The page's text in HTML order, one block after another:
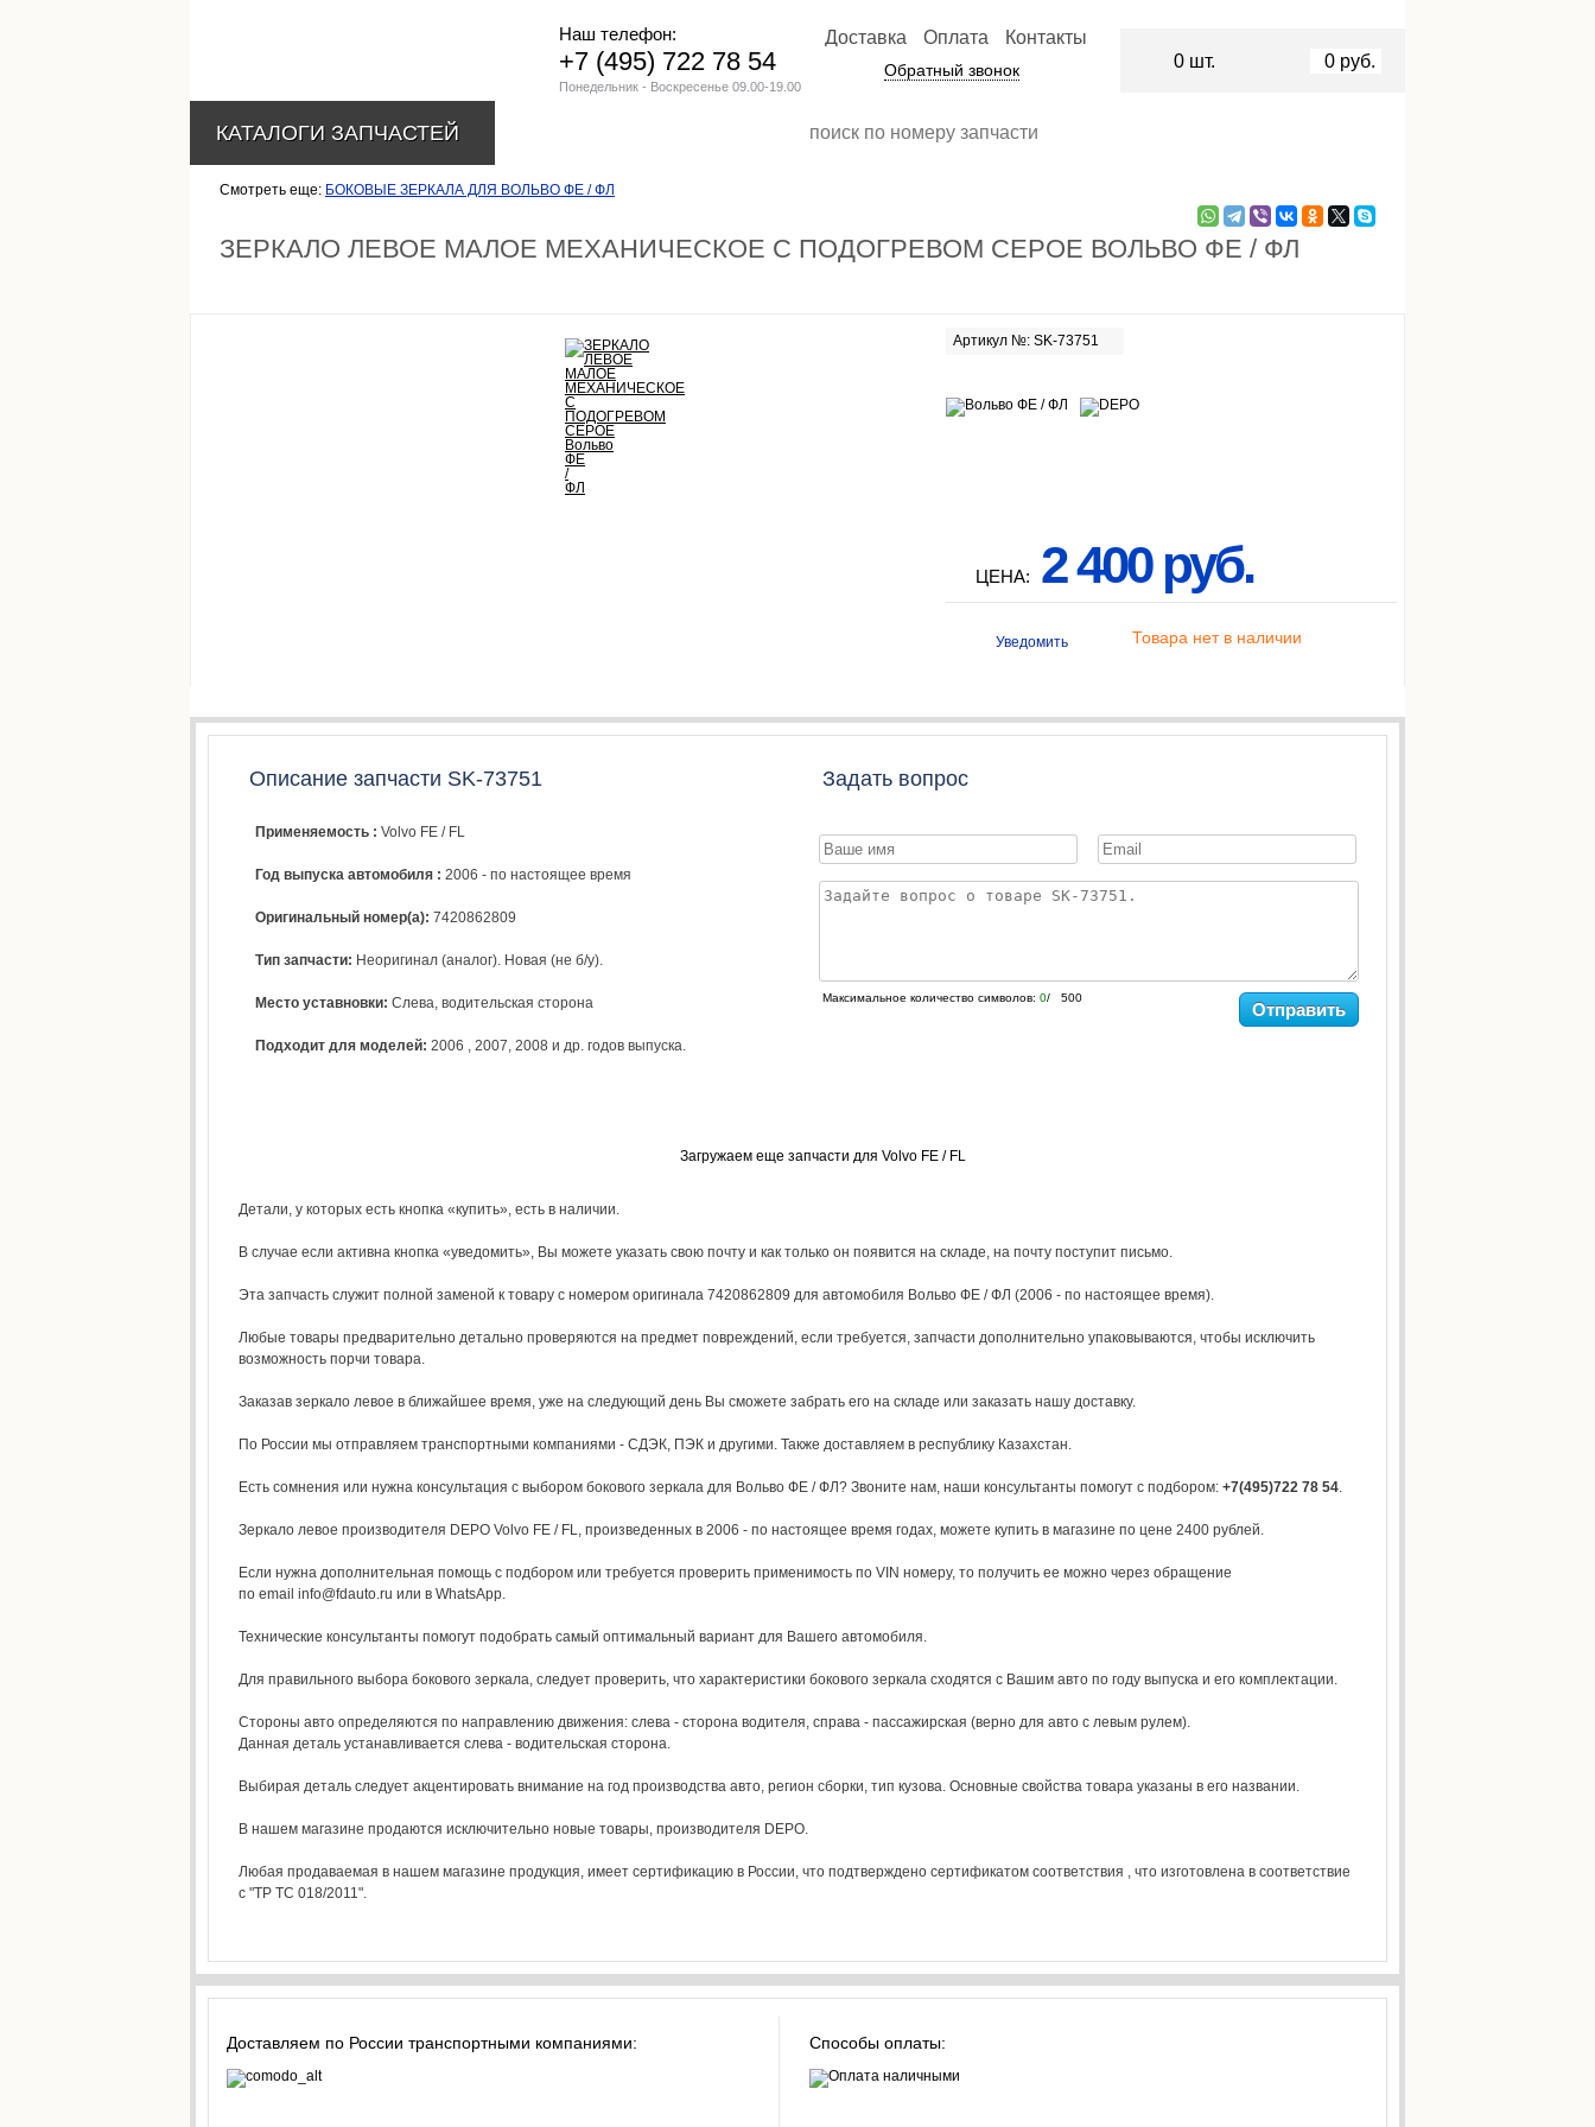
Смотреть еще: БОКОВЫЕ ЗЕРКАЛА ДЛЯ ВОЛЬВО ФЕ / ФЛ
ЗЕРКАЛО ЛЕВОЕ МАЛОЕ МЕХАНИЧЕСКОЕ С ПОДОГРЕВОМ СЕРОЕ ВОЛЬВО ФЕ / ФЛ
Артикул №: SK-73751
ЦЕНА: 2 400 руб.
Товара нет в наличии
Уведомить
Описание запчасти SK-73751
Применяемость : Volvo FE / FL
Год выпуска автомобиля : 2006 - по настоящее время
Оригинальный номер(а): 7420862809
Тип запчасти: Неоригинал (аналог). Новая (не б/у).
Место уставновки: Слева, водительская сторона
Подходит для моделей: 2006 , 2007, 2008 и др. годов выпуска.
Задать вопрос
Максимальное количество символов: 0/ 500
Отправить
Загружаем еще запчасти для Volvo FE / FL
Детали, у которых есть кнопка «купить», есть в наличии.
В случае если активна кнопка «уведомить», Вы можете указать свою почту и как только он появится на складе, на почту поступит письмо.
Эта запчасть служит полной заменой к товару с номером оригинала 7420862809 для автомобиля Вольво ФЕ / ФЛ (2006 - по настоящее время).
Любые товары предварительно детально проверяются на предмет повреждений, если требуется, запчасти дополнительно упаковываются, чтобы исключить
возможность порчи товара.
Заказав зеркало левое в ближайшее время, уже на следующий день Вы сможете забрать его на складе или заказать нашу доставку.
По России мы отправляем транспортными компаниями - СДЭК, ПЭК и другими. Также доставляем в республику Казахстан.
Есть сомнения или нужна консультация с выбором бокового зеркала для Вольво ФЕ / ФЛ? Звоните нам, наши консультанты помогут с подбором: +7(495)722 78 54.
Зеркало левое производителя DEPO Volvo FE / FL, произведенных в 2006 - по настоящее время годах, можете купить в магазине по цене 2400 рублей.
Если нужна дополнительная помощь с подбором или требуется проверить применимость по VIN номеру, то получить ее можно через обращение
по email info@fdauto.ru или в WhatsApp.
Технические консультанты помогут подобрать самый оптимальный вариант для Вашего автомобиля.
Для правильного выбора бокового зеркала, следует проверить, что характеристики бокового зеркала сходятся с Вашим авто по году выпуска и его комплектации.
Стороны авто определяются по направлению движения: слева - сторона водителя, справа - пассажирская (верно для авто с левым рулем).
Данная деталь устанавливается слева - водительская сторона.
Выбирая деталь следует акцентировать внимание на год производства авто, регион сборки, тип кузова. Основные свойства товара указаны в его названии.
В нашем магазине продаются исключительно новые товары, производителя DEPO.
Любая продаваемая в нашем магазине продукция, имеет сертификацию в России, что подтверждено сертификатом соответствия , что изготовлена в соответствие
с "ТР ТС 018/2011".
Доставляем по России транспортными компаниями: Способы оплаты:
Наш телефон:
+7 (495) 722 78 54
Понедельник - Воскресенье 09.00-19.00
Доставка Оплата Контакты
Обратный звонок 0 шт. 0 руб.
КАТАЛОГИ ЗАПЧАСТЕЙ